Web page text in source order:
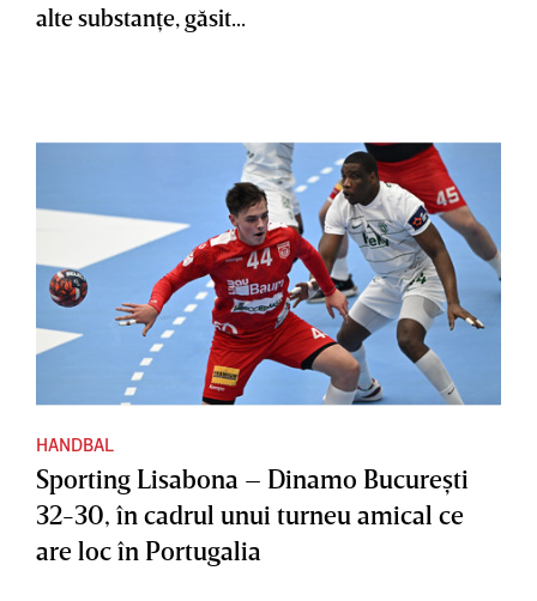
alte substanţe, găsit...
HANDBAL
Sporting Lisabona – Dinamo Bucureşti
32-30, în cadrul unui turneu amical ce
are loc în Portugalia